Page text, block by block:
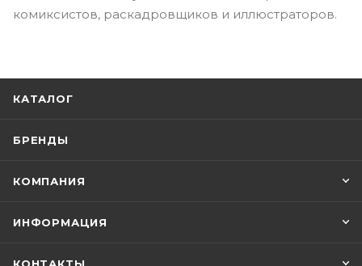
комиксистов, раскадровщиков и иллюстраторов.
КАТАЛОГ
БРЕНДЫ
КОМПАНИЯ
ИНФОРМАЦИЯ
КОНТАКТЫ